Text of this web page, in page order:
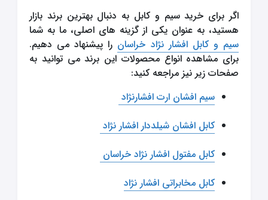
اگر برای خرید سیم و کابل به دنبال بهترین برند بازار
هستید، به عنوان یکی از گزینه های اصلی، ما به شما
سیم و کابل افشار نژاد خراسان را پیشنهاد می دهیم.
برای مشاهده انواع محصولات این برند می توانید به
صفحات زیر نیز مراجعه کنید:
سیم افشان ارت افشارنژاد
کابل افشان شیلددار افشار نژاد
کابل مفتول افشار نژاد خراسان
کابل مخابراتی افشار نژاد